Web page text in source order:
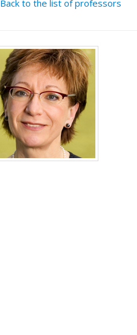
Back to the list of professors